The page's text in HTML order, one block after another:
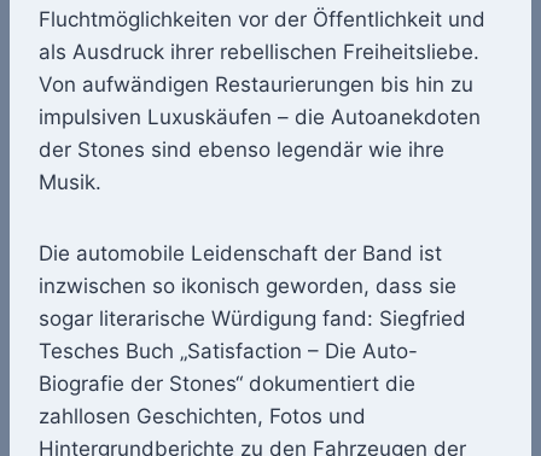
Fluchtmöglichkeiten vor der Öffentlichkeit und
als Ausdruck ihrer rebellischen Freiheitsliebe.
Von aufwändigen Restaurierungen bis hin zu
impulsiven Luxuskäufen – die Autoanekdoten
der Stones sind ebenso legendär wie ihre
Musik.
Die automobile Leidenschaft der Band ist
inzwischen so ikonisch geworden, dass sie
sogar literarische Würdigung fand: Siegfried
Tesches Buch „Satisfaction – Die Auto-
Biografie der Stones“ dokumentiert die
zahllosen Geschichten, Fotos und
Hintergrundberichte zu den Fahrzeugen der